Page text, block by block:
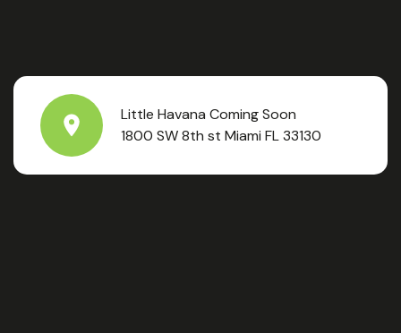
Little Havana Coming Soon
1800 SW 8th st Miami FL 33130